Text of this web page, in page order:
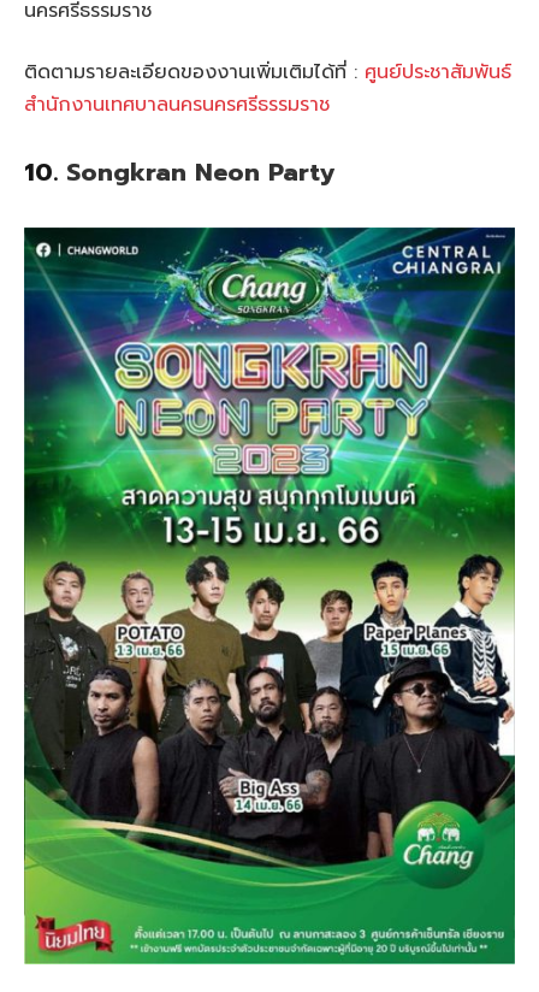
นครศรีธรรมราช
ติดตามรายละเอียดของงานเพิ่มเติมได้ที่ : ศูนย์ประชาสัมพันธ์
สำนักงานเทศบาลนครนครศรีธรรมราช
10. Songkran Neon Party